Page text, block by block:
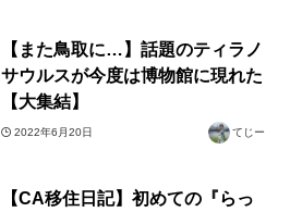
【また鳥取に…】話題のティラノ
サウルスが今度は博物館に現れた
【大集結】
2022年6月20日 てじー
【CA移住日記】初めての『らっ